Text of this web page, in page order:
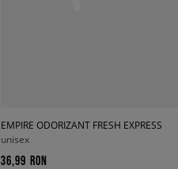
EMPIRE ODORIZANT FRESH EXPRESS
unisex
36,99 RON